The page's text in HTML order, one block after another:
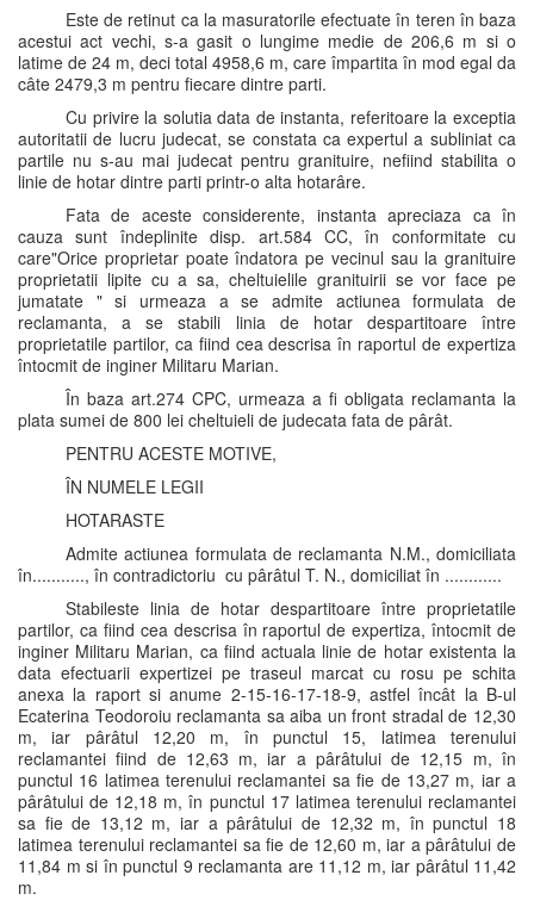
Este de retinut ca la masuratorile efectuate în teren în baza
acestui act vechi, s-a gasit o lungime medie de 206,6 m si o
latime de 24 m, deci total 4958,6 m, care împartita în mod egal da
câte 2479,3 m pentru fiecare dintre parti.
Cu privire la solutia data de instanta, referitoare la exceptia
autoritatii de lucru judecat, se constata ca expertul a subliniat ca
partile nu s-au mai judecat pentru granituire, nefiind stabilita o
linie de hotar dintre parti printr-o alta hotarâre.
Fata de aceste considerente, instanta apreciaza ca în
cauza sunt îndeplinite disp. art.584 CC, în conformitate cu
care"Orice proprietar poate îndatora pe vecinul sau la granituire
proprietatii lipite cu a sa, cheltuielile granituirii se vor face pe
jumatate " si urmeaza a se admite actiunea formulata de
reclamanta, a se stabili linia de hotar despartitoare între
proprietatile partilor, ca fiind cea descrisa în raportul de expertiza
întocmit de inginer Militaru Marian.
În baza art.274 CPC, urmeaza a fi obligata reclamanta la
plata sumei de 800 lei cheltuieli de judecata fata de pârât.
PENTRU ACESTE MOTIVE,
ÎN NUMELE LEGII
HOTARASTE
Admite actiunea formulata de reclamanta N.M., domiciliata
în..........., în contradictoriu cu pârâtul T. N., domiciliat în ............
Stabileste linia de hotar despartitoare între proprietatile
partilor, ca fiind cea descrisa în raportul de expertiza, întocmit de
inginer Militaru Marian, ca fiind actuala linie de hotar existenta la
data efectuarii expertizei pe traseul marcat cu rosu pe schita
anexa la raport si anume 2-15-16-17-18-9, astfel încât la B-ul
Ecaterina Teodoroiu reclamanta sa aiba un front stradal de 12,30
m, iar pârâtul 12,20 m, în punctul 15, latimea terenului
reclamantei fiind de 12,63 m, iar a pârâtului de 12,15 m, în
punctul 16 latimea terenului reclamantei sa fie de 13,27 m, iar a
pârâtului de 12,18 m, în punctul 17 latimea terenului reclamantei
sa fie de 13,12 m, iar a pârâtului de 12,32 m, în punctul 18
latimea terenului reclamantei sa fie de 12,60 m, iar a pârâtului de
11,84 m si în punctul 9 reclamanta are 11,12 m, iar pârâtul 11,42
m.